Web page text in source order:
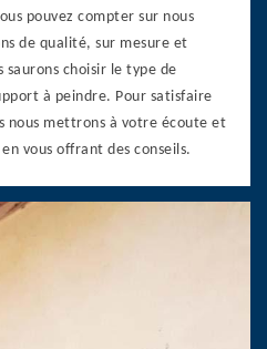
pouvez compter sur nous
de qualité, sur mesure et
saurons choisir le type de
à peindre. Pour satisfaire
nous mettrons à votre écoute et
vous offrant des conseils.